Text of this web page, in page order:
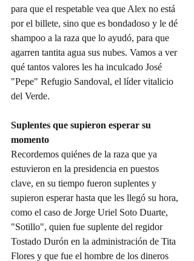
para que el respetable vea que Alex no está
por el billete, sino que es bondadoso y le dé
shampoo a la raza que lo ayudó, para que
agarren tantita agua sus nubes. Vamos a ver
qué tantos valores les ha inculcado José
"Pepe" Refugio Sandoval, el líder vitalicio
del Verde.
Suplentes que supieron esperar su
momento
Recordemos quiénes de la raza que ya
estuvieron en la presidencia en puestos
clave, en su tiempo fueron suplentes y
supieron esperar hasta que les llegó su hora,
como el caso de Jorge Uriel Soto Duarte,
"Sotillo", quien fue suplente del regidor
Tostado Durón en la administración de Tita
Flores y que fue el hombre de los dineros